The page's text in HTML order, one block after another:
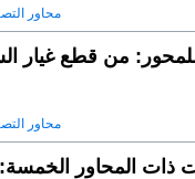
5 محاور
5 محاور
ذات المحاور الخمسة: